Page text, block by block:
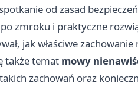
od zasad
zmroku i praktyczne
jak właściwe
także temat mowy
zachowań oraz